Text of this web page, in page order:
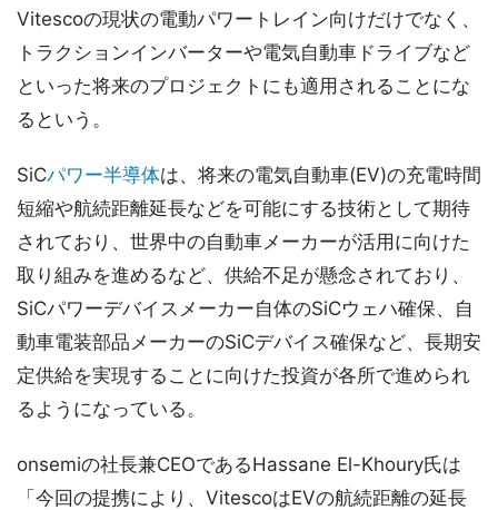
Vitescoの現状の電動パワートレイン向けだけでなく、
トラクションインバーターや電気自動車ドライブなど
といった将来のプロジェクトにも適用されることにな
るという。
SiCパワー半導体は、将来の電気自動車(EV)の充電時間
短縮や航続距離延長などを可能にする技術として期待
されており、世界中の自動車メーカーが活用に向けた
取り組みを進めるなど、供給不足が懸念されており、
SiCパワーデバイスメーカー自体のSiCウェハ確保、自
動車電装部品メーカーのSiCデバイス確保など、長期安
定供給を実現することに向けた投資が各所で進められ
るようになっている。
onsemiの社長兼CEOであるHassane El-Khoury氏は
「今回の提携により、VitescoはEVの航続距離の延長